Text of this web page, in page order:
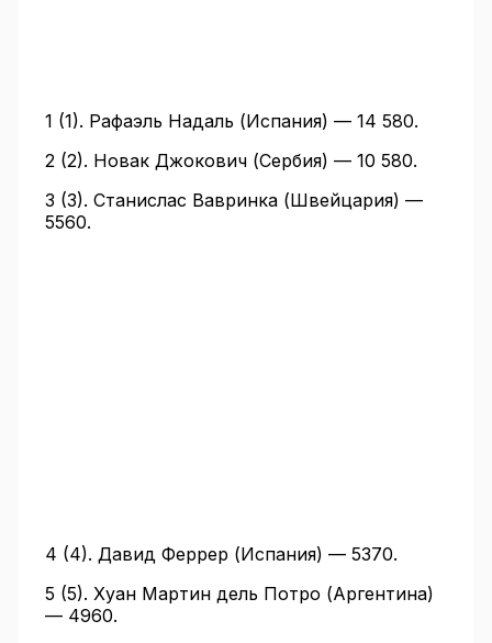
1 (1). Рафаэль Надаль (Испания) — 14 580.
2 (2). Новак Джокович (Сербия) — 10 580.
3 (3). Станислас Вавринка (Швейцария) —
5560.
4 (4). Давид Феррер (Испания) — 5370.
5 (5). Хуан Мартин дель Потро (Аргентина)
— 4960.